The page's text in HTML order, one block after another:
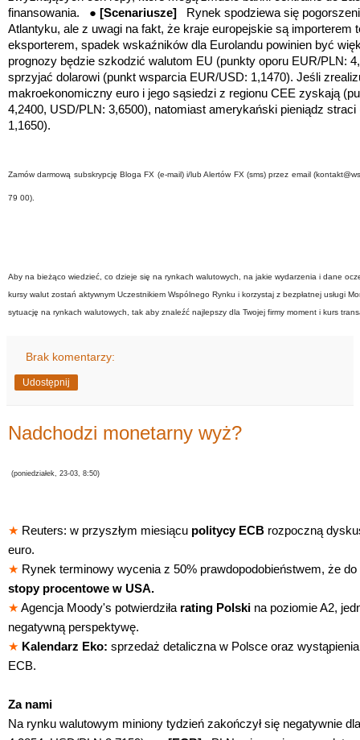
finansowania. ● [Scenariusze]
Rynek spodziewa się
Atlantyku, ale z uwagi na fakt, że kraje europejskie są importerem
eksporterem, spadek wskaźników dla Eurolandu powinien być
prognozy będzie szkodzić walutom EU (punkty oporu EUR/PLN:
sprzyjać dolarowi (punkt wsparcia EUR/USD: 1,1470). Jeśli
makroekonomiczny euro i jego sąsiedzi z regionu CEE zyskają
4,2400, USD/PLN: 3,6500), natomiast amerykański pieniądz
1,1650).
Zamów darmową subskrypcję Bloga FX (e-mail) i/lub Alertów FX (sms) przez email
79 00).
Aby na bieżąco wiedzieć, co dzieje się na rynkach walutowych, na jakie wydarzenia i dane
kursy walut zostań aktywnym Uczestnikiem Wspólnego Rynku i korzystaj z bezpłatnej usługi
sytuację na rynkach walutowych, tak aby znaleźć najlepszy dla Twojej firmy moment i kurs
Brak komentarzy:
Udostępnij
Nadchodzi monetarny wyż?
(poniedziałek, 23-03, 8:50)
★ Reuters: w przyszłym miesiącu politycy ECB rozpoczną
euro.
★ Rynek terminowy wycenia z 50% prawdopodobieństwem, że
stopy procentowe w USA.
★ Agencja Moody's potwierdziła rating Polski na poziomie A2,
negatywną perspektywę.
★ Kalendarz Eko: sprzedaż detaliczna w Polsce oraz
ECB.
Za nami
Na rynku walutowym miniony tydzień zakończył się negatywnie